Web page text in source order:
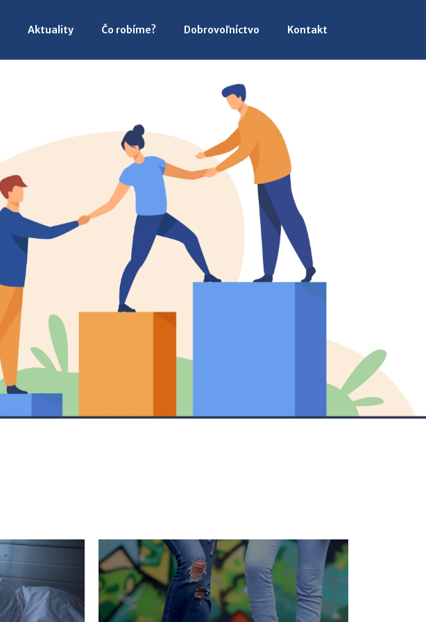
Aktuality Čo robíme? Dobrovoľníctvo Kontakt
Dozvedieť sa viac